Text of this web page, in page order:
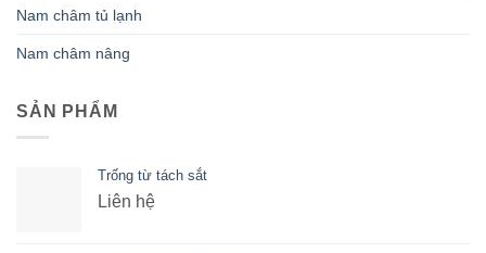
Nam châm tủ lạnh
Nam châm nâng
SẢN PHẨM
Trống từ tách sắt
Liên hệ